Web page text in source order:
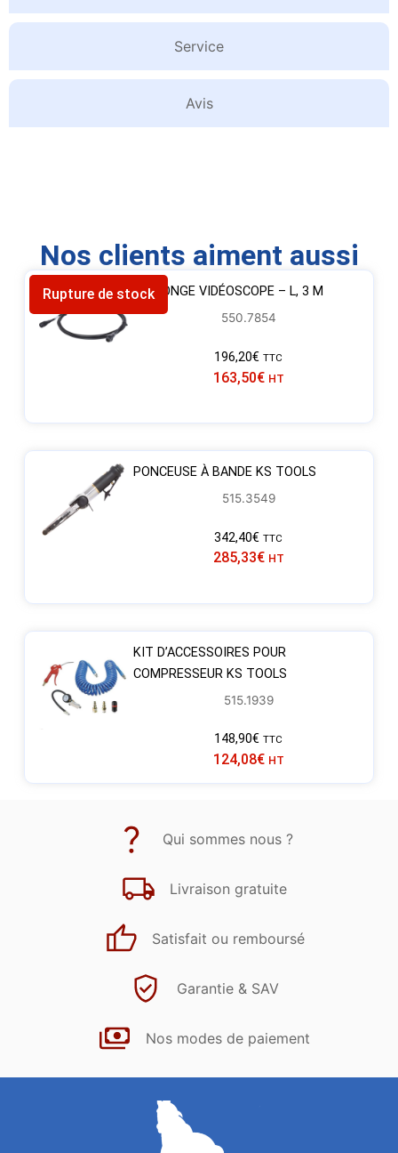
Service
Avis
Nos clients aiment aussi
Rupture de stockRALLONGE VIDÉOSCOPE – L, 3 M
550.7854
196,20€ TTC
163,50€ HT
PONCEUSE À BANDE KS TOOLS
515.3549
342,40€ TTC
285,33€ HT
KIT D’ACCESSOIRES POUR
COMPRESSEUR KS TOOLS
515.1939
148,90€ TTC
124,08€ HT
Qui sommes nous ?
Livraison gratuite
Satisfait ou remboursé
Garantie & SAV
Nos modes de paiement